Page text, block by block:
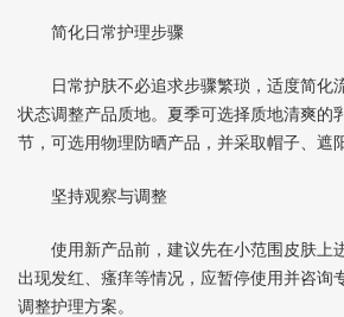
简化日常护理步骤
日常护肤不必追求步骤繁琐，适度简化
状态调整产品质地。夏季可选择质地清爽的
节，可选用物理防晒产品，并采取帽子、遮
坚持观察与调整
使用新产品前，建议先在小范围皮肤上
出现发红、瘙痒等情况，应暂停使用并咨
调整护理方案。